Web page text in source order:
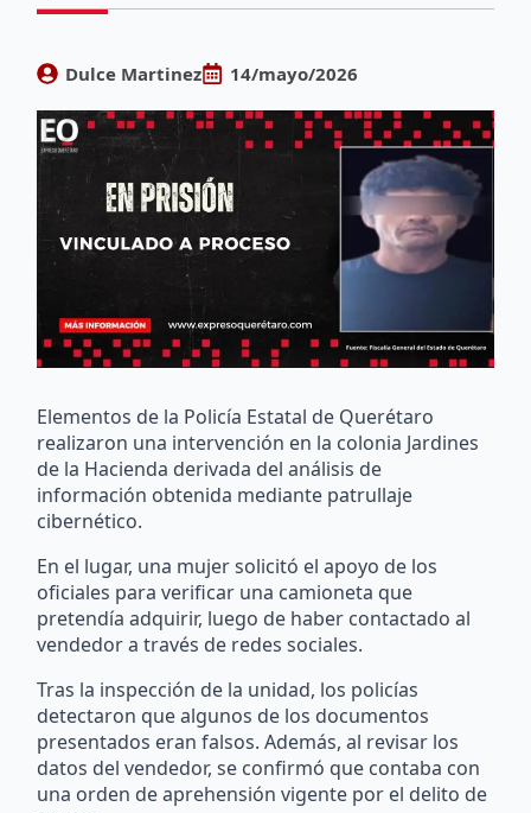
Dulce Martinez 14/mayo/2026
Elementos de la Policía Estatal de Querétaro
realizaron una intervención en la colonia Jardines
de la Hacienda derivada del análisis de
información obtenida mediante patrullaje
cibernético.
En el lugar, una mujer solicitó el apoyo de los
oficiales para verificar una camioneta que
pretendía adquirir, luego de haber contactado al
vendedor a través de redes sociales.
Tras la inspección de la unidad, los policías
detectaron que algunos de los documentos
presentados eran falsos. Además, al revisar los
datos del vendedor, se confirmó que contaba con
una orden de aprehensión vigente por el delito de